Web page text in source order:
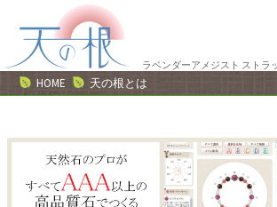
ー
シ
ン
ン
ツ
ス
ラベンダーアメジスト ストラ
HOME 天の根とは
ブレスレット
ストラップ
ネックレス
ピアス・イ
リング
運勢で選ぶ